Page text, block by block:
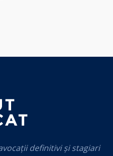
definitivi și stagiari